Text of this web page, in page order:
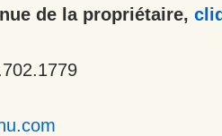
de la propriétaire,